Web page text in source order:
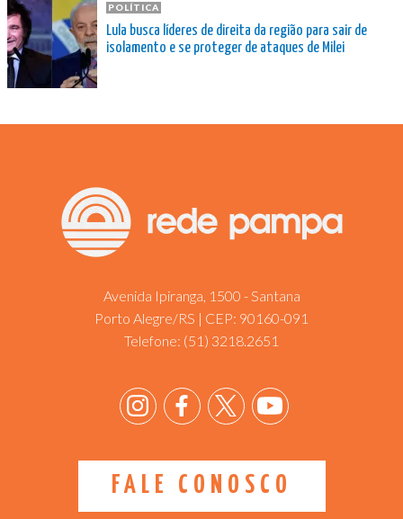
POLÍTICA
Lula busca líderes de direita da região para sair de
isolamento e se proteger de ataques de Milei
Avenida Ipiranga, 1500 - Santana
Porto Alegre/RS | CEP: 90160-091
Telefone: (51) 3218.2651
FALE CONOSCO